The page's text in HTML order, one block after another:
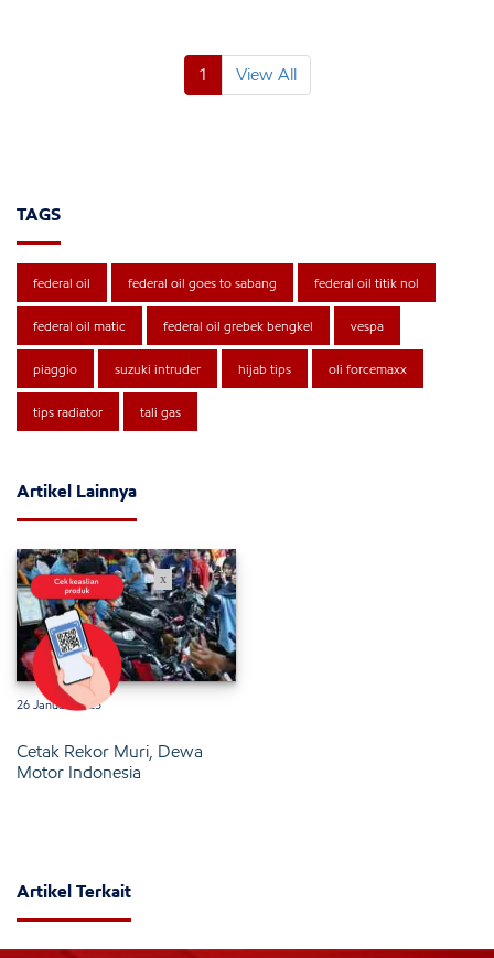
1 View All
TAGS
federal oil federal oil goes to sabang federal oil titik nol
federal oil matic federal oil grebek bengkel vespa
piaggio suzuki intruder hijab tips oli forcemaxx
tips radiator tali gas
Artikel Lainnya
26 Januari 2025
Cetak Rekor Muri, Dewa
Motor Indonesia
Artikel Terkait
x